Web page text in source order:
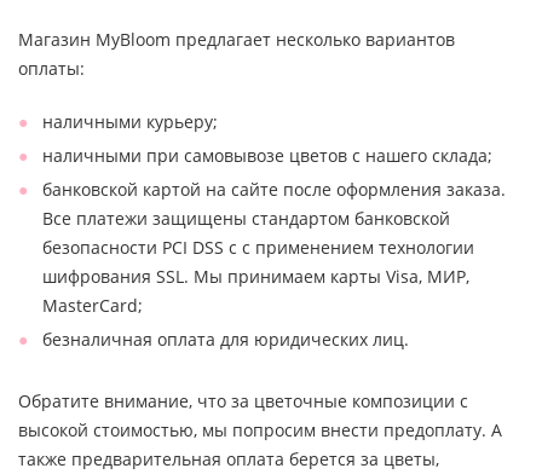
Магазин MyBloom предлагает несколько вариантов
оплаты:
наличными курьеру;
наличными при самовывозе цветов с нашего склада;
банковской картой на сайте после оформления заказа.
Все платежи защищены стандартом банковской
безопасности PCI DSS с с применением технологии
шифрования SSL. Мы принимаем карты Visa, МИР,
MasterCard;
безналичная оплата для юридических лиц.
Обратите внимание, что за цветочные композиции с
высокой стоимостью, мы попросим внести предоплату. А
также предварительная оплата берется за цветы,